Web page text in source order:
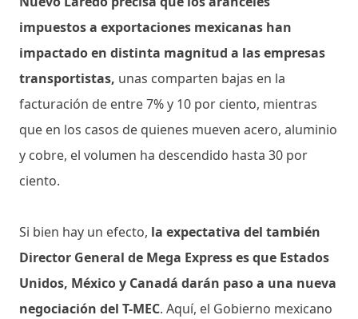
impuestos a exportaciones mexicanas han
impactado en distinta magnitud a las empresas
transportistas, unas comparten bajas en la
facturación de entre 7% y 10 por ciento, mientras
que en los casos de quienes mueven acero, aluminio
y cobre, el volumen ha descendido hasta 30 por
ciento.
Si bien hay un efecto, la expectativa del también
Director General de Mega Express es que Estados
Unidos, México y Canadá darán paso a una nueva
negociación del T-MEC. Aquí, el Gobierno mexicano